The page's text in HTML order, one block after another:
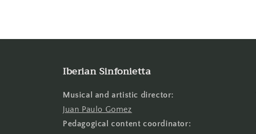
Iberian Sinfonietta
Musical and artistic director:
Juan Paulo Gomez
Pedagogical content coordinator: